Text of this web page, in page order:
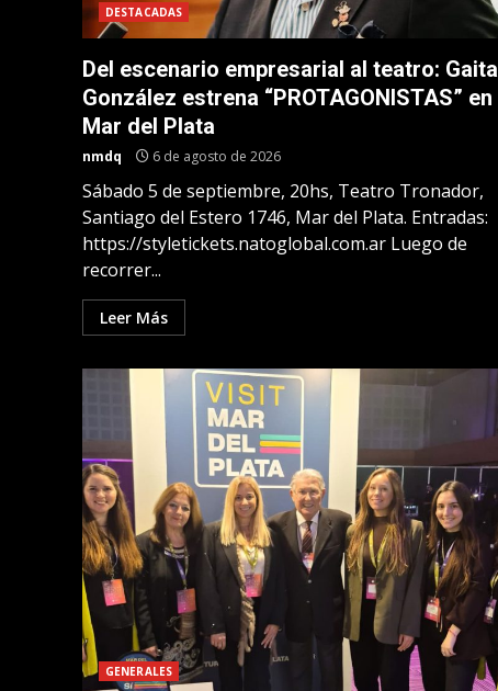
DESTACADAS
Del escenario empresarial al teatro: Gaita
González estrena “PROTAGONISTAS” en
Mar del Plata
nmdq 6 de agosto de 2026
Sábado 5 de septiembre, 20hs, Teatro Tronador,
Santiago del Estero 1746, Mar del Plata. Entradas:
https://styletickets.natoglobal.com.ar Luego de
recorrer...
Leer Más
GENERALES